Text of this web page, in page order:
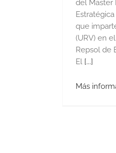
del Master
que
(URV) en
Repsol de
El [...]
Más